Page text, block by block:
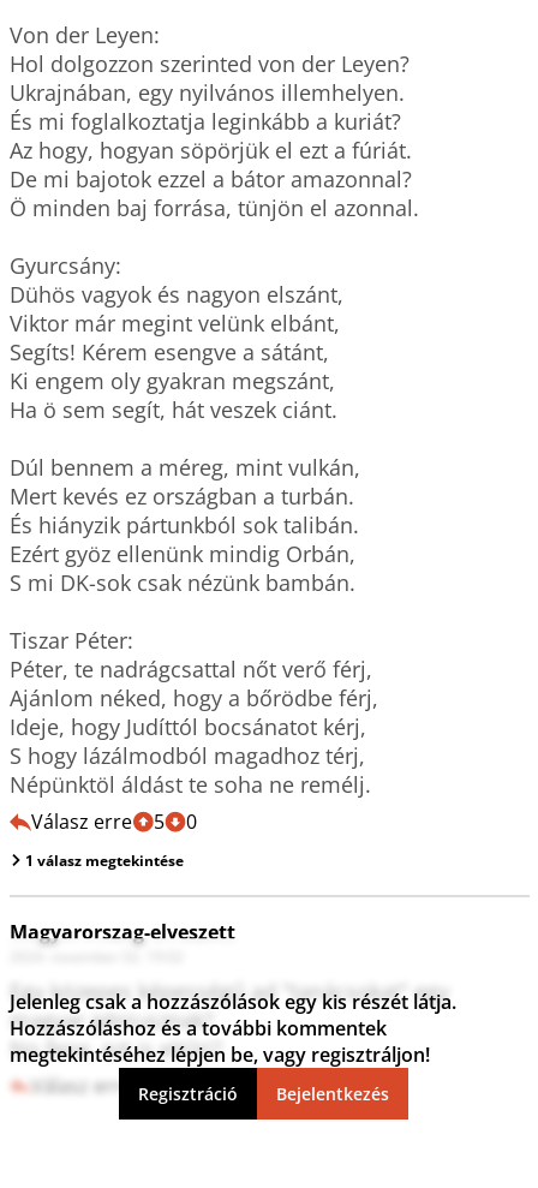
Von der Leyen:
Hol dolgozzon szerinted von der Leyen?
Ukrajnában, egy nyilvános illemhelyen.
És mi foglalkoztatja leginkább a kuriát?
Az hogy, hogyan söpörjük el ezt a fúriát.
De mi bajotok ezzel a bátor amazonnal?
Ö minden baj forrása, tünjön el azonnal.
Gyurcsány:
Dühös vagyok és nagyon elszánt,
Viktor már megint velünk elbánt,
Segíts! Kérem esengve a sátánt,
Ki engem oly gyakran megszánt,
Ha ö sem segít, hát veszek ciánt.
Dúl bennem a méreg, mint vulkán,
Mert kevés ez országban a turbán.
És hiányzik pártunkból sok talibán.
Ezért gyöz ellenünk mindig Orbán,
S mi DK-sok csak nézünk bambán.
Tiszar Péter:
Péter, te nadrágcsattal nőt verő férj,
Ajánlom néked, hogy a bőrödbe férj,
Ideje, hogy Judíttól bocsánatot kérj,
S hogy lázálmodból magadhoz térj,
Népünktöl áldást te soha ne remélj.
Válasz erre 5 0
1 válasz megtekintése
Magyarorszag-elveszett
Egy közepes képességű ad "tanácsokat" egy
magyar géniusznak?
No fene, ezt is eltűri?
Válasz erre 8 0
Jelenleg csak a hozzászólások egy kis részét látja.
Hozzászóláshoz és a további kommentek
megtekintéséhez lépjen be, vagy regisztráljon!
Regisztráció Bejelentkezés